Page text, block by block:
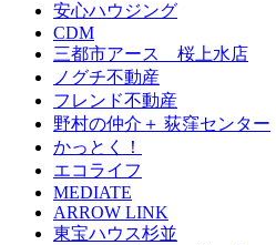
安心ハウジング
CDM
三都市アース 桜上水店
ノグチ不動産
フレンド不動産
野村の仲介＋ 荻窪センター
かっとく！
エコライフ
MEDIATE
ARROW LINK
東宝ハウス杉並